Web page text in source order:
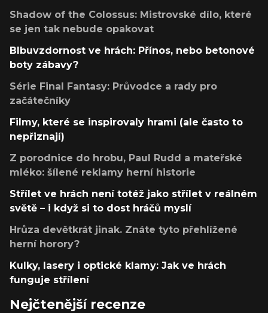
Shadow of the Colossus: Mistrovské dílo, které
se jen tak nebude opakovat
Blbuvzdornost ve hrách: Přínos, nebo betonové
boty zábavy?
Série Final Fantasy: Průvodce a rady pro
začátečníky
Filmy, které se inspirovaly hrami (ale často to
nepřiznají)
Z porodnice do hrobu, Paul Rudd a mateřské
mléko: šílené reklamy herní historie
Střílet ve hrách není totéž jako střílet v reálném
světě – i když si to dost hráčů myslí
Hrůza devětkrát jinak. Znáte tyto přehlížené
herní horory?
Kulky, lasery i optické klamy: Jak ve hrách
funguje střílení
Nejčtenější recenze